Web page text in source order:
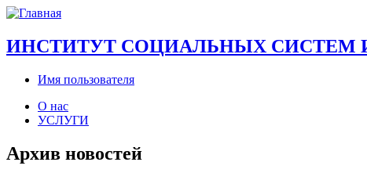
Перейти к основному содержанию
ИНСТИТУТ СОЦИАЛЬНЫХ СИСТЕМ
Имя пользователя
О нас
УСЛУГИ
Архив новостей